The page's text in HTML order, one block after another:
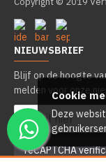
NIEUWSBRIEF
Blijf op de hoogte
melden voor onze
reCAPTCHA
Cookie
Deze